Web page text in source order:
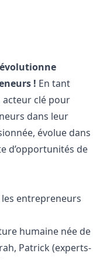
! En tant
acteur clé pour
dans leur
évolue dans
d’opportunités de
entrepreneurs
humaine née de
Patrick (experts-